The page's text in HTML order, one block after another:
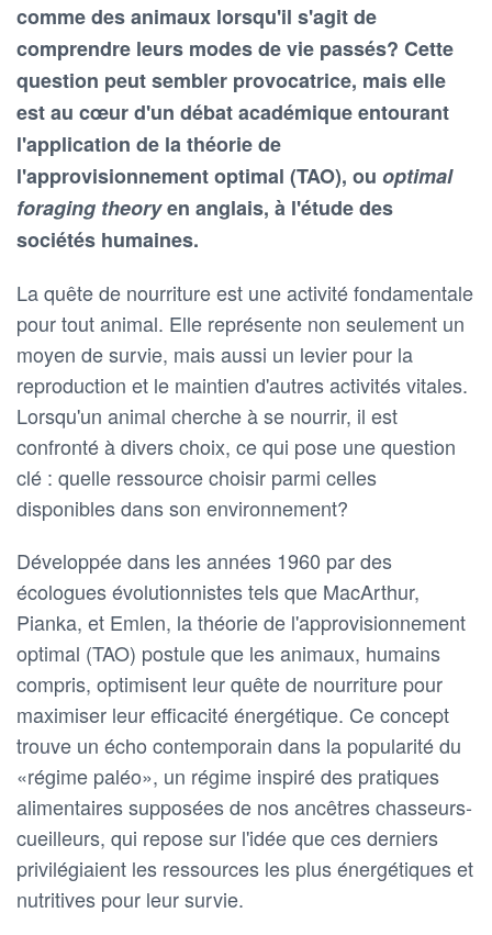
comme des animaux lorsqu'il s'agit de
comprendre leurs modes de vie passés? Cette
question peut sembler provocatrice, mais elle
est au cœur d'un débat académique entourant
l'application de la théorie de
l'approvisionnement optimal (TAO), ou optimal
foraging theoryen anglais, à l'étude des
sociétés humaines.
La quête de nourriture est une activité fondamentale
pour tout animal. Elle représente non seulement un
moyen de survie, mais aussi un levier pour la
reproduction et le maintien d'autres activités vitales.
Lorsqu'un animal cherche à se nourrir, il est
confronté à divers choix, ce qui pose une question
clé : quelle ressource choisir parmi celles
disponibles dans son environnement?
Développée dans les années 1960 par des
écologues évolutionnistes tels que MacArthur,
Pianka, et Emlen, la théorie de l'approvisionnement
optimal (TAO) postule que les animaux, humains
compris, optimisent leur quête de nourriture pour
maximiser leur efficacité énergétique. Ce concept
trouve un écho contemporain dans la popularité du
«régime paléo», un régime inspiré des pratiques
alimentaires supposées de nos ancêtres chasseurs-
cueilleurs, qui repose sur l'idée que ces derniers
privilégiaient les ressources les plus énergétiques et
nutritives pour leur survie.